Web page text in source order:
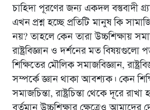
চাহিদা পূরণের জন্য একদল বস্তুবাদী
এখন প্রশ্ন হচ্ছে প্রতিটি মানুষ কি
নয়? তাহলে কেন তারা উচ্চশিক্ষায়
রাষ্ট্রবিজ্ঞান ও দর্শনের মত বিষয়গুলো
শিক্ষিতের মৌলিক সমাজবিজ্ঞান,
সম্পর্কে জ্ঞান থাকা আবশ্যক। কেন
সমাজচিন্তা, রাষ্ট্রচিন্তা থেকে দূরে
বর্তমান উচ্চশিক্ষার ক্ষেত্রেও আমাদের